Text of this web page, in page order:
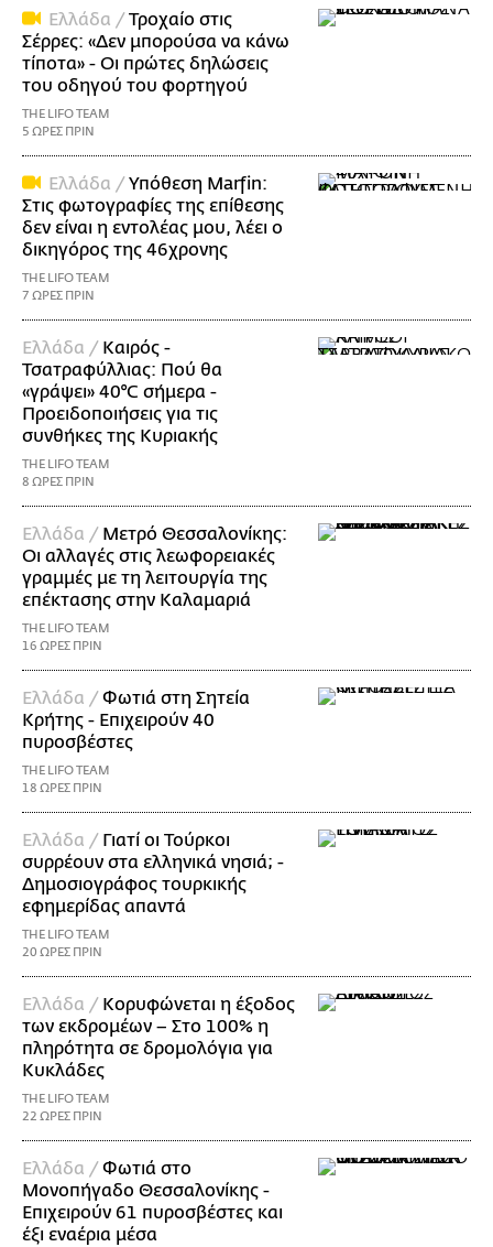
Ελλάδα /Τροχαίο στις
Σέρρες: «Δεν μπορούσα να κάνω
τίποτα» - Οι πρώτες δηλώσεις
του οδηγού του φορτηγού
THE LIFO TEAM
5 ΩΡΕΣ ΠΡΙΝ
Ελλάδα /Υπόθεση Marfin:
Στις φωτογραφίες της επίθεσης
δεν είναι η εντολέας μου, λέει ο
δικηγόρος της 46χρονης
THE LIFO TEAM
7 ΩΡΕΣ ΠΡΙΝ
Ελλάδα / Καιρός -
Τσατραφύλλιας: Πού θα
«γράψει» 40°C σήμερα -
Προειδοποιήσεις για τις
συνθήκες της Κυριακής
THE LIFO TEAM
8 ΩΡΕΣ ΠΡΙΝ
Ελλάδα / Μετρό Θεσσαλονίκης:
Οι αλλαγές στις λεωφορειακές
γραμμές με τη λειτουργία της
επέκτασης στην Καλαμαριά
THE LIFO TEAM
16 ΩΡΕΣ ΠΡΙΝ
Ελλάδα /Φωτιά στη Σητεία
Κρήτης - Επιχειρούν 40
πυροσβέστες
THE LIFO TEAM
18 ΩΡΕΣ ΠΡΙΝ
Ελλάδα / Γιατί οι Τούρκοι
συρρέουν στα ελληνικά νησιά; -
Δημοσιογράφος τουρκικής
εφημερίδας απαντά
THE LIFO TEAM
20 ΩΡΕΣ ΠΡΙΝ
Ελλάδα / Κορυφώνεται η έξοδος
των εκδρομέων – Στο 100% η
πληρότητα σε δρομολόγια για
Κυκλάδες
THE LIFO TEAM
22 ΩΡΕΣ ΠΡΙΝ
Ελλάδα /Φωτιά στο
Μονοπήγαδο Θεσσαλονίκης -
Επιχειρούν 61 πυροσβέστες και
έξι εναέρια μέσα